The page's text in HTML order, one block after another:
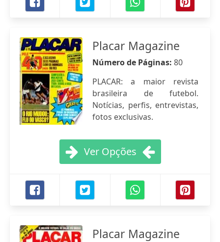
Placar Magazine
Número de Páginas: 80
PLACAR: a maior revista
brasileira de futebol.
Notícias, perfis, entrevistas,
fotos exclusivas.
Ver Opções
Placar Magazine